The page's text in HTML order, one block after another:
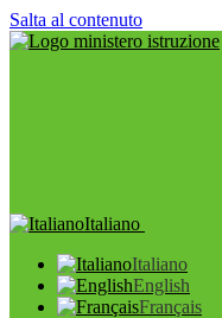
Salta al contenuto
Italiano
Italiano
English
Français